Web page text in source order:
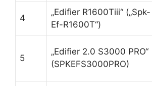
4
„Edifier R1600Tiii“ („Spk-
Ef-R1600T“)
5
„Edifier 2.0 S3000 PRO“
(SPKEFS3000PRO)